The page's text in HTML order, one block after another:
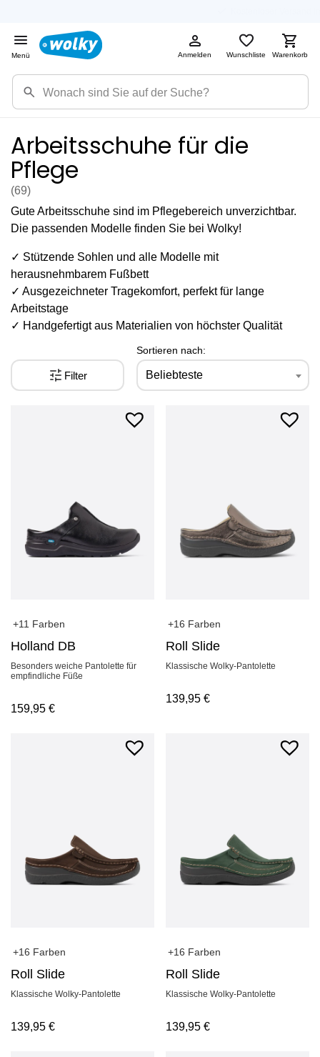
Menü Anmelden Wunschliste Warenkorb
Arbeitsschuhe für die
Pflege
(69)
Gute Arbeitsschuhe sind im Pflegebereich unverzichtbar.
Die passenden Modelle finden Sie bei Wolky!
✓ Stützende Sohlen und alle Modelle mit
herausnehmbarem Fußbett
✓ Ausgezeichneter Tragekomfort, perfekt für lange
Arbeitstage
✓ Handgefertigt aus Materialien von höchster Qualität
Sortieren nach:
Beliebteste
Filter
+11 Farben
Holland DB
Besonders weiche Pantolette für
empfindliche Füße
159,95 €
+16 Farben
Roll Slide
Klassische Wolky-Pantolette
139,95€
+16 Farben
Roll Slide
Klassische Wolky-Pantolette
139,95 €
+16 Farben
Roll Slide
Klassische Wolky-Pantolette
139,95€